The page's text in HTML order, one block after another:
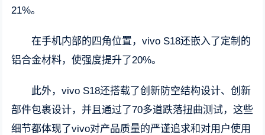
21%。
在手机内部的四角位置，vivo S18还嵌入了定制的
铝合金材料，使强度提升了20%。
此外，vivo S18还搭载了创新防空结构设计、创新
部件包裹设计，并且通过了70多道跌落扭曲测试，这些
细节都体现了vivo对产品质量的严谨追求和对用户使用